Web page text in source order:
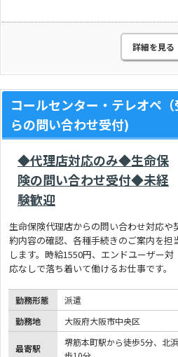
詳細を見る
コールセンター・テレオペ
らの問い合わせ受付)
◆代理店対応のみ◆生命保
険の問い合わせ受付◆未経
験歓迎
生命保険代理店からの問い合わせ対応や
約内容の確認、各種手続きのご案内を担
します。時給1550円、エンドユーザー対
応なしで落ち着いて働けるお仕事です。
勤務形態
派遣
勤務地
大阪府大阪市中央区
最寄駅
堺筋本町駅から徒歩5分、北